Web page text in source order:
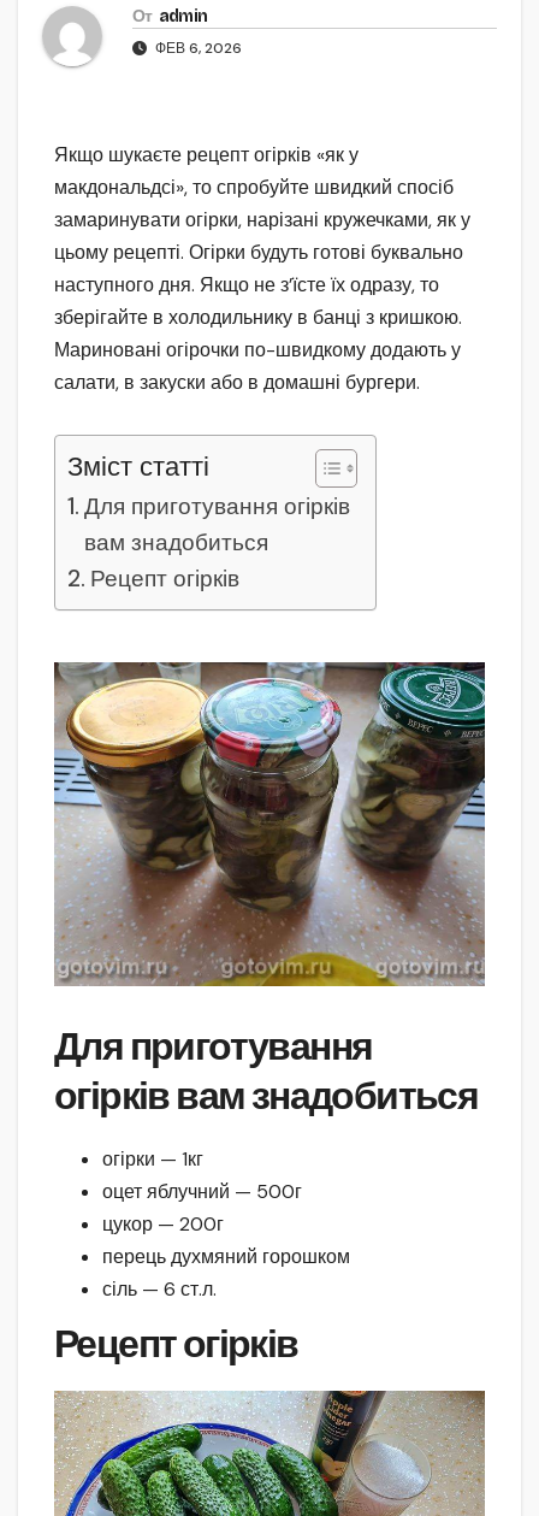
От admin
ФЕВ 6, 2026
Якщо шукаєте рецепт огірків «як у
макдональдсі», то спробуйте швидкий спосіб
замаринувати огірки, нарізані кружечками, як у
цьому рецепті. Огірки будуть готові буквально
наступного дня. Якщо не з’їсте їх одразу, то
зберігайте в холодильнику в банці з кришкою.
Мариновані огірочки по-швидкому додають у
салати, в закуски або в домашні бургери.
Зміст статті
Для приготування огірків
вам знадобиться
Рецепт огірків
Для приготування
огірків вам знадобиться
огірки — 1кг
оцет яблучний — 500г
цукор — 200г
перець духмяний горошком
сіль — 6 ст.л.
Рецепт огірків